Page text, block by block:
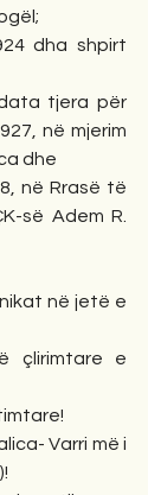
dha shpirt
tjera për
në mjerim
dhe
në Rrasë të
së Adem R.
në jetë e
çlirimtare e
Varri më i